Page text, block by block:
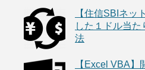
【住信SBIネッ
した１ドル当
法
【Excel VBA